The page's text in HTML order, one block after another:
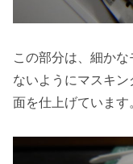
この部分は、細か
ないようにマスキ
面を仕上げています。